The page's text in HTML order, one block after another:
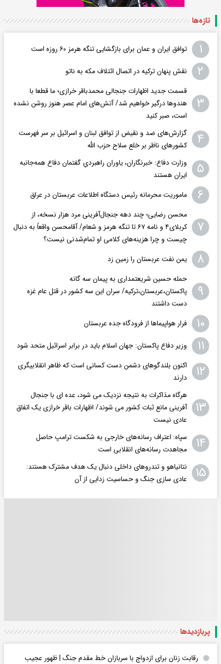
تازه‌ها
۱ توافق ایران و عمان برای بازگشایی تنگه هرمز ۶۰ روزه است
۲ نقش پنهان ترکیه در اتصال ائتلاف مکه به ناتو
۳
قسمت جدید اظهارات جنجالی محمدباقر خرازی؛ ما قطعا با
هندوها درگیر خواهیم شد/ آتش‌های امام عصر هنوز روشن نشده
است، صبر کنید
۴
گزارش‌های ضد و نقیض از توافق لبنان و اسرائیل بر سر فهرست
کشورهای ناظر بر خلع سلاح حزب الله
۵
وزارت دفاع: خبرنگاران، یاوران راهبردیِ گفتمان دفاع همه‌جانبه
ایران هستند
۶ ماموریت محرمانه رئیس دستگاه اطلاعات عربستان در عراق
۷
محسن رضایی؛ چند دهه جنجال‌آفرینی مرد هزار نسخه، از
کربلای۴ و نامه ۶۷ تا تنگه هرمز و شعام/ آقا‌محسن واقعاً به دنبال
چیست و چرا هزینه‌های کلامی او تمام‌شدنی نیست؟
۸ یمن نفت عربستان را زمین زد
۹
حمله حسین شریعتمداری به پیمان سه گانه
پاکستان،عربستان،ترکیه/ سران این سه کشور در قتل عام غزه
دست داشتند
۱۰ فرار هواپیماها از فرودگاه جده عربستان
۱۱ وزیر دفاع پاکستان: جهان اسلام باید در برابر اسرائیل متحد شود
۱۲
اکنون بلندگوهای دشمن دست کسانی است که ظاهر انقلابیگری
دارند
۱۳
هرگاه مذاکرات به نتیجه نزدیک می شود، عده ای با جنجال
آفرینی مانع ثبات کشور می شوند/ اظهارات باقر خرازی یک اتفاق
عادی نیست
۱۴
سپاه: اعتراف رسانه‌های خارجی به شکست ترامپ حاصل
مجاهدت رسانه‌های انقلابی است
۱۵
نتانیاهو و تندروهای داخلی دنبال یک هدف مشترک هستند:
عادی سازی جنگ و حساسیت زدایی از آن
پربازدید‌ها
رقابت زنان برای ازدواج با سربازان خط مقدم جنگ | ظهور عجیب